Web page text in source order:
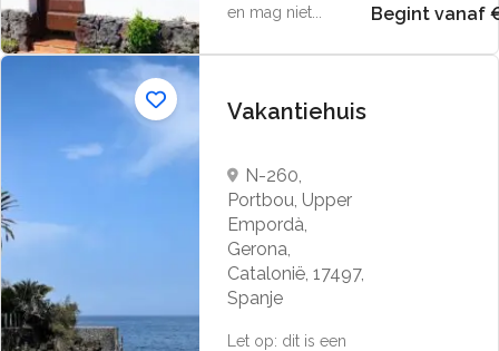
en mag niet...
Begint vanaf
Vakantiehuis
N-260,
Portbou, Upper
Empordà,
Gerona,
Catalonië, 17497,
Spanje
Let op: dit is een